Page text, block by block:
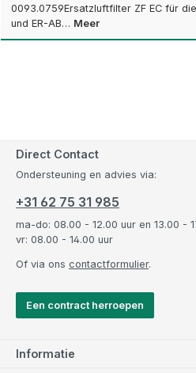
0093.0759Ersatzluftfilter ZF EC für
und ER-AB… Meer
Direct Contact
Ondersteuning en advies via:
+31 62 75 31 985
ma-do: 08.00 - 12.00 uur en 13.00 -
vr: 08.00 - 14.00 uur
Of via ons contactformulier.
Een contract herroepen
Informatie